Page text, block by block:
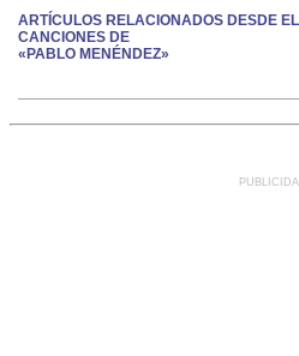
ARTÍCULOS RELACIONADOS DESDE
CANCIONES DE
«PABLO MENÉNDEZ»